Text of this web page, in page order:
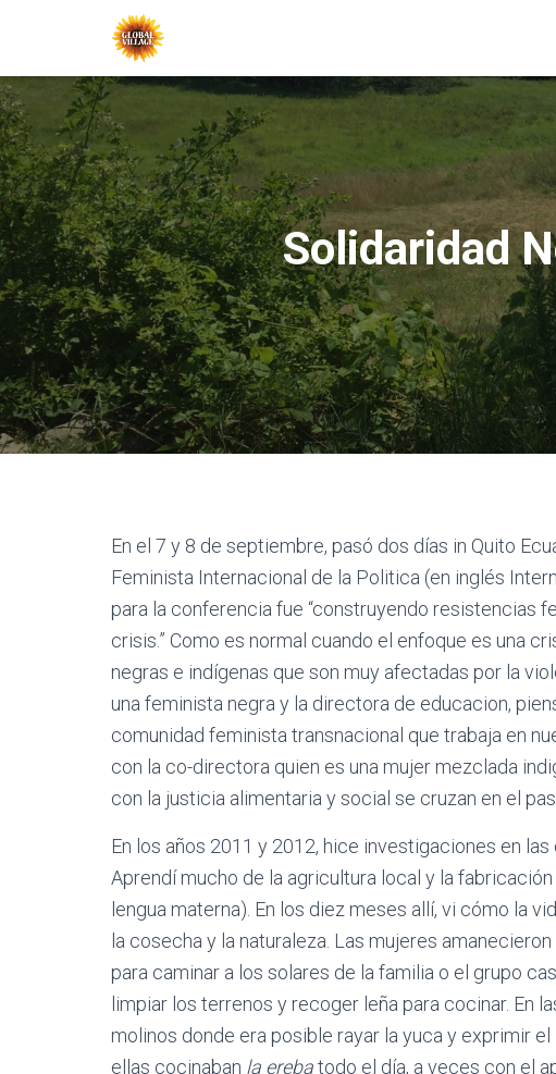
Solidaridad
En el 7 y 8 de septiembre, pasó dos días in Quito
Feminista Internacional de la Politica (en inglés
para la conferencia fue “construyendo resistencias
crisis.” Como es normal cuando el enfoque es una
negras e indígenas que son muy afectadas por la
una feminista negra y la directora de educacion,
comunidad feminista transnacional que trabaja en
con la co-directora quien es una mujer mezclada
con la justicia alimentaria y social se cruzan en el
En los años 2011 y 2012, hice investigaciones en
Aprendí mucho de la agricultura local y la
lengua materna). En los diez meses allí, vi cómo la
la cosecha y la naturaleza. Las mujeres
para caminar a los solares de la familia o el grupo
limpiar los terrenos y recoger leña para cocinar. En
molinos donde era posible rayar la yuca y exprimir
ellas cocinaban la erebatodo el día, a veces con el